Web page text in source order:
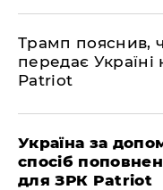
Трамп пояснив,
передає
Patriot
Україна за
спосіб
для ЗРК Patriot